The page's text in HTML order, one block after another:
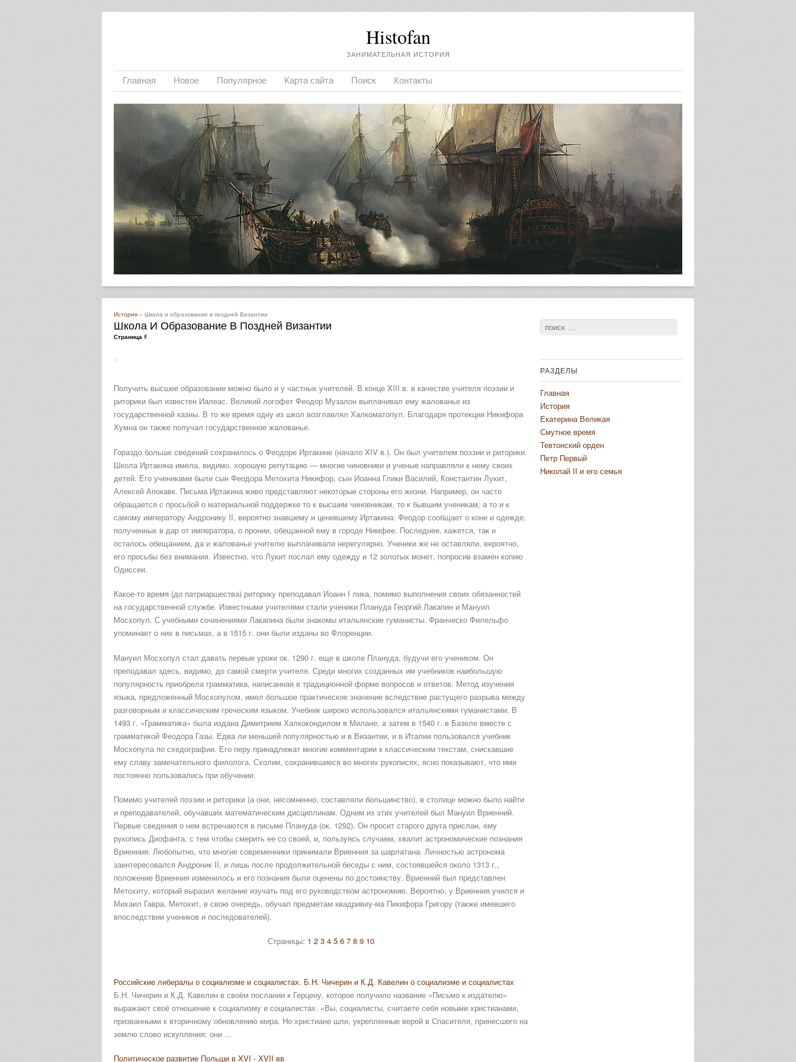
Histofan
ЗАНИМАТЕЛЬНАЯ ИСТОРИЯ
Главная Новое Популярное Карта сайта Поиск Контакты
История » Школа и образование в поздней Византии
Школа И Образование В Поздней Византии
Страница 5
Получить высшее образование можно было и у частных учителей. В конце XIII в. в качестве учителя поэзии и
риторики был известен Иалеас. Великий логофет Феодор Музалон выплачивал ему жалованье из
государственной казны. В то же время одну из школ возглавлял Халкоматопул. Благодаря протекции Никифора
Хумна он также получал государственное жалованье.
Гораздо больше сведений сохранилось о Феодоре Иртакине (начало XIV в.). Он был учителем поэзии и риторики.
Школа Иртакина имела, видимо, хорошую репутацию — многие чиновники и ученые направляли к нему своих
детей. Его учениками были сын Феодора Метохита Никифор, сын Иоанна Глики Василий, Константин Лукит,
Алексей Апокавк. Письма Иртакина живо представляют некоторые стороны его жизни. Например, он часто
обращается с просьбой о материальной поддержке то к высшим чиновникам, то к бывшим ученикам, а то и к
самому императору Андронику II, вероятно знавшему и ценившему Иртакина: Феодор сообщает о коне и одежде,
полученных в дар от императора, о пронии, обещанной ему в городе Нимфее. Последнее, кажется, так и
осталось обещанием, да и жалованье учителю выплачивали нерегулярно. Ученики же не оставляли, вероятно,
его просьбы без внимания. Известно, что Лукит послал ему одежду и 12 золотых монет, попросив взамен копию
Одиссеи.
Какое-то время (до патриаршества) риторику преподавал Иоанн I лика, помимо выполнения своих обязанностей
на государственной службе. Известными учителями стали ученики Плануда Георгий Лакапин и Мануил
Мосхопул. С учебными сочинениями Лакапина были знакомы итальянские гуманисты. Франческо Филельфо
упоминает о них в письмах, а в 1515 г. они были изданы во Флоренции.
Мануил Мосхопул стал давать первые уроки ок. 1290 г. еще в школе Плануда, будучи его учеником. Он
преподавал здесь, видимо, до самой смерти учителя. Среди многих созданных им учебников наибольшую
популярность приобрела грамматика, написанная в традиционной форме вопросов и ответов. Метод изучения
языка, предложенный Мосхопулом, имел большое практическое значение вследствие растущего разрыва между
разговорным и классическим греческим языком. Учебник широко использовался итальянскими гуманистами. В
1493 г. «Грамматика» была издана Димитрием Халкокондилом в Милане, а затем в 1540 г. в Базеле вместе с
грамматикой Феодора Газы. Едва ли меньшей популярностью и в Византии, и в Италии пользовался учебник
Мосхопула по схедографии. Его перу принадлежат многие комментарии к классическим текстам, снискавшие
ему славу замечательного филолога. Схолии, сохранившиеся во многих рукописях, ясно показывают, что ими
постоянно пользовались при обучении.
Помимо учителей поэзии и риторики (а они, несомненно, составляли большинство), в столице можно было найти
и преподавателей, обучавших математическим дисциплинам. Одним из этих учителей был Мануил Вриенний.
Первые сведения о нем встречаются в письме Плануда (ок. 1292). Он просит старого друга прислан, ему
рукопись Диофанта, с тем чтобы смерить ее со своей, и, пользуясь случаем, хвалит астрономические познания
Вриенния. Любопытно, что многие современники принимали Вриенния за шарлатана. Личностью астронома
заинтересовался Андроник II, и лишь после продолжительной беседы с ним, состоявшейся около 1313 г.,
положение Вриенния изменилось и его познания были оценены по достоинству. Вриенний был представлен
Метохиту, который выразил желание изучать под его руководством астрономию. Вероятно, у Вриенния учился и
Михаил Гавра. Метохит, в свою очередь, обучал предметам квадривиу-ма Пикифора Григору (также имевшего
впоследствии учеников и последователей).
Страницы: 1 2 3 4 5 6 7 8 9 10
Российские либералы о социализме и социалистах. Б.Н. Чичерин и К.Д. Кавелин о социализме и социалистах
Б.Н. Чичерин и К.Д. Кавелин в своём послании к Герцену, которое получило название «Письмо к издателю»
выражают своё отношение к социализму и социалистах. «Вы, социалисты, считаете себя новыми христианами,
призванными к вторичному обновлению мира. Но христиане шли, укрепленные верой в Спасителя, принесшего на
землю слово искупления; они ...
Политическое развитие Польши в XVI - XVII вв
Поиск
РАЗДЕЛЫ
Главная
История
Екатерина Великая
Смутное время
Тевтонский орден
Петр Первый
Николай II и его семья